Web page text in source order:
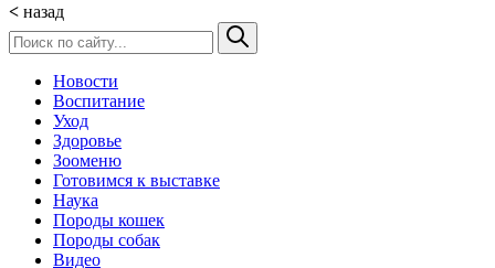
< назад
Новости
Воспитание
Уход
Здоровье
Зооменю
Готовимся к выставке
Наука
Породы кошек
Породы собак
Видео